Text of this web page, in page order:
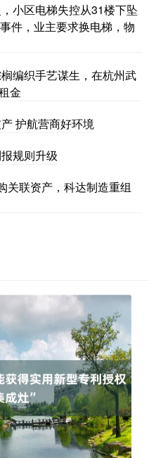
小区电梯失控从31楼下坠
件，业主要求换电梯，物
编织手艺谋生，在杭州武
金
护航营商好环境
规则升级
关联资产，科达制造重组